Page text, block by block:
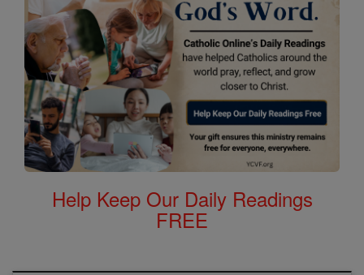
Help Keep Our Daily Readings
FREE